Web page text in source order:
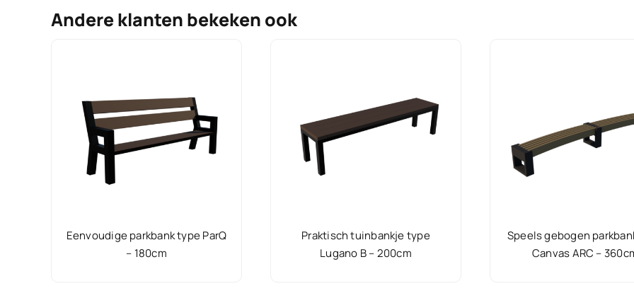
Andere klanten bekeken ook
Eenvoudige parkbank type ParQ
– 180cm
Praktisch tuinbankje type
Lugano B – 200cm
Speels gebogen
Canvas ARC –